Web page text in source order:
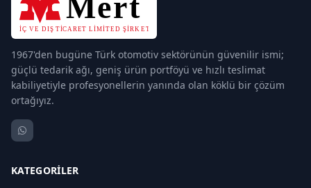
1967'den bugüne Türk otomotiv sektörünün güvenilir ismi;
güçlü tedarik ağı, geniş ürün portföyü ve hızlı teslimat
kabiliyetiyle profesyonellerin yanında olan köklü bir çözüm
ortağıyız.
KATEGORILER